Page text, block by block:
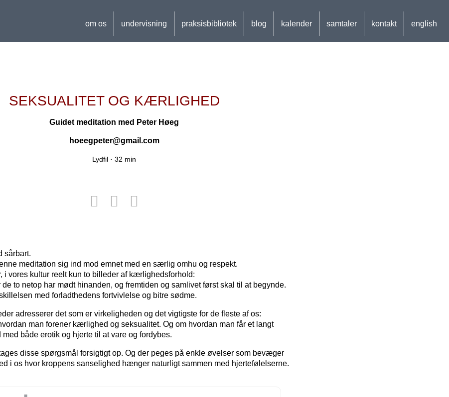
om os undervisning praksisbibliotek blog kalender samtaler kontakt english
SEKSUALITET OG KÆRLIGHED
Guidet meditation med Peter Høeg
hoeegpeter@gmail.com
Lydfil · 32 min
sårbart.
meditation sig ind mod emnet med en særlig omhu og respekt.
i vores kultur reelt kun to billeder af kærlighedsforhold:
to netop har mødt hinanden, og fremtiden og samlivet først skal til at begynde.
med forladthedens fortvivlelse og bitre sødme.
adresserer det som er virkeligheden og det vigtigste for de fleste af os:
man forener kærlighed og seksualitet. Og om hvordan man får et langt
både erotik og hjerte til at vare og fordybes.
disse spørgsmål forsigtigt op. Og der peges på enkle øvelser som bevæger
i os hvor kroppens sanselighed hænger naturligt sammen med hjertefølelserne.